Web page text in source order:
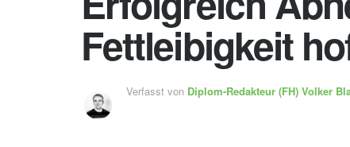
Fettleibigkeit
Verfasst von Diplom-Redakteur (FH) Volker